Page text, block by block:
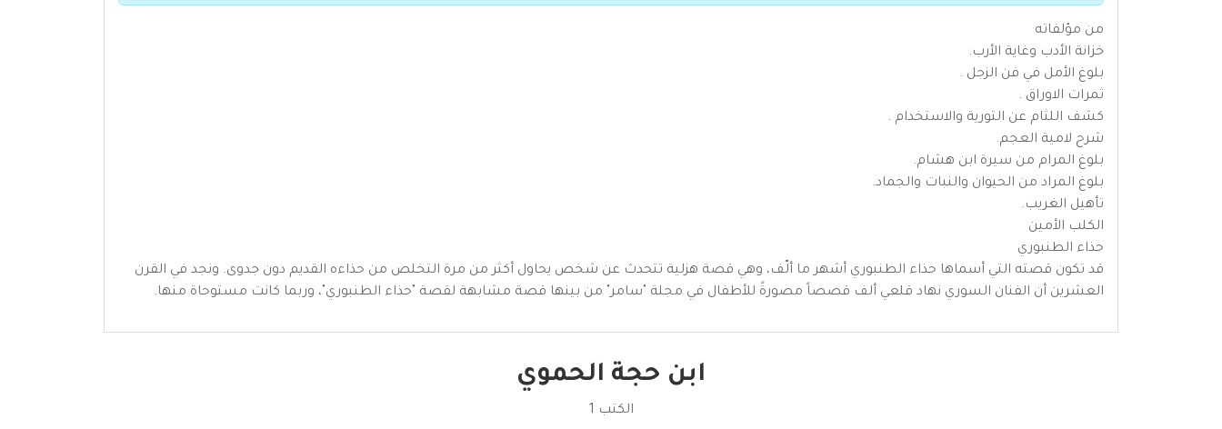
من مؤلفاته
خزانة الأدب وغاية الأرب.
بلوغ الأمل في فن الزجل .
ثمرات الاوراق .
كشف اللثام عن التورية والاستخدام .
شرح لامية العجم.
بلوغ المرام من سيرة ابن هشام.
بلوغ المراد من الحيوان والنبات والجماد.
تأهيل الغريب.
الكلب الأمين
حذاء الطنبوري
قد تكون قصته التي أسماها حذاء الطنبوري أشهر ما ألّف، وهي قصة هزلية تتحدث عن شخص يحاول أكثر من مرة التخلص من حذاءه القديم دون جدوى. ونجد في القرن
العشرين أن الفنان السوري نهاد قلعي ألف قصصاً مصورةً للأطفال في مجلة "سامر" من بينها قصة مشابهة لقصة "حذاء الطنبوري"، وربما كانت مستوحاة منها.
ابن حجة الحموي
الكتب 1